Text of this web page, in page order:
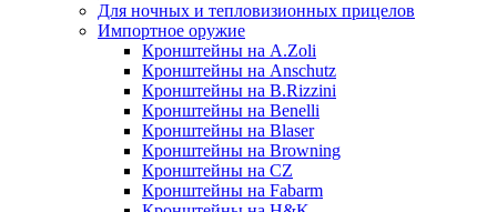
Для ночных и тепловизионных прицелов
Импортное оружие
Кронштейны на A.Zoli
Кронштейны на Anschutz
Кронштейны на B.Rizzini
Кронштейны на Benelli
Кронштейны на Blaser
Кронштейны на Browning
Кронштейны на CZ
Кронштейны на Fabarm